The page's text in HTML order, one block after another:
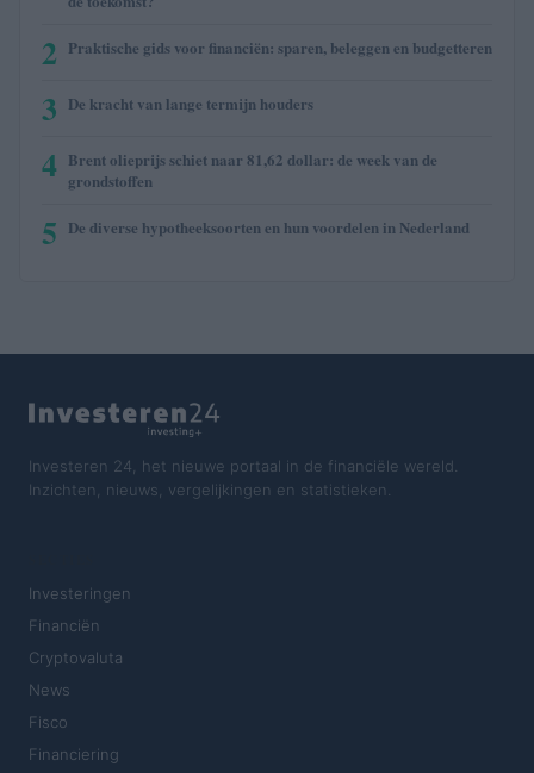
2 Praktische gids voor financiën: sparen, beleggen en budgetteren
3 De kracht van lange termijn houders
4 Brent olieprijs schiet naar 81,62 dollar: de week van de
grondstoffen
5 De diverse hypotheeksoorten en hun voordelen in Nederland
Investeren 24, het nieuwe portaal in de financiële wereld.
Inzichten, nieuws, vergelijkingen en statistieken.
Investeringen
Financiën
Cryptovaluta
News
Fisco
Financiering